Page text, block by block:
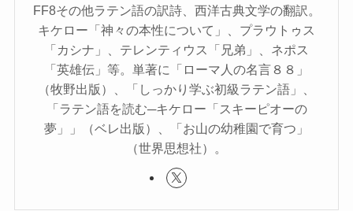
FF8その他ラテン語の訳詩、西洋古典文学の翻訳。
キケロー「神々の本性について」、プラウトゥス
「カシナ」、テレンティウス「兄弟」、ネポス
「英雄伝」等。単著に「ローマ人の名言８８」
（牧野出版）、「しっかり学ぶ初級ラテン語」、
「ラテン語を読む─キケロー「スキーピオーの
夢」」（ベレ出版）、「お山の幼稚園で育つ」
（世界思想社）。